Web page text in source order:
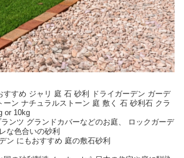
すすめ ジャリ 庭 石 砂利 ドライガーデン ガーデ
ーン ナチュラルストーン 庭 敷く 石 砂利石 クラ
or 10kg
ンツ グランドカバーなどのお庭、 ロックガーデ
な色合いの砂利
ン にもおすすめ 庭の敷石砂利